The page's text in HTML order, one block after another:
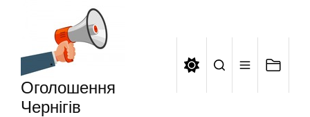
Оголошення
Чернігів